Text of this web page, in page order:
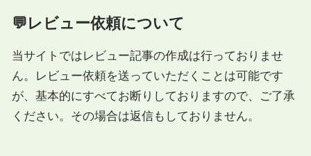
💬レビュー依頼について
当サイトではレビュー記事の作成は行っておりませ
ん。レビュー依頼を送っていただくことは可能です
が、基本的にすべてお断りしておりますので、ご了承
ください。その場合は返信もしておりません。